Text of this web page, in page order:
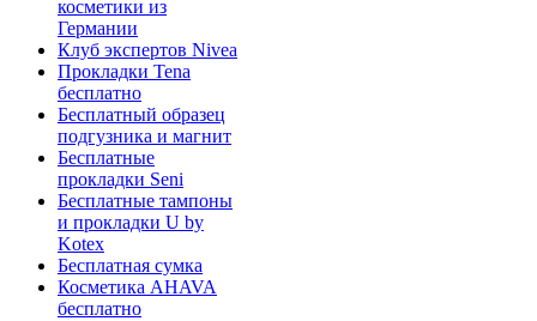
косметики из
Германии
Клуб экспертов Nivea
Прокладки Tena
бесплатно
Бесплатный образец
подгузника и магнит
Бесплатные
прокладки Seni
Бесплатные тампоны
и прокладки U by
Kotex
Бесплатная сумка
Косметика AHAVA
бесплатно